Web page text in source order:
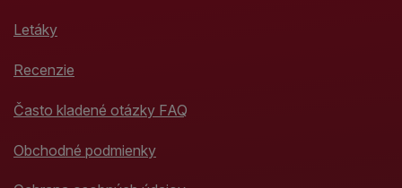
Letáky
Recenzie
Často kladené otázky FAQ
Obchodné podmienky